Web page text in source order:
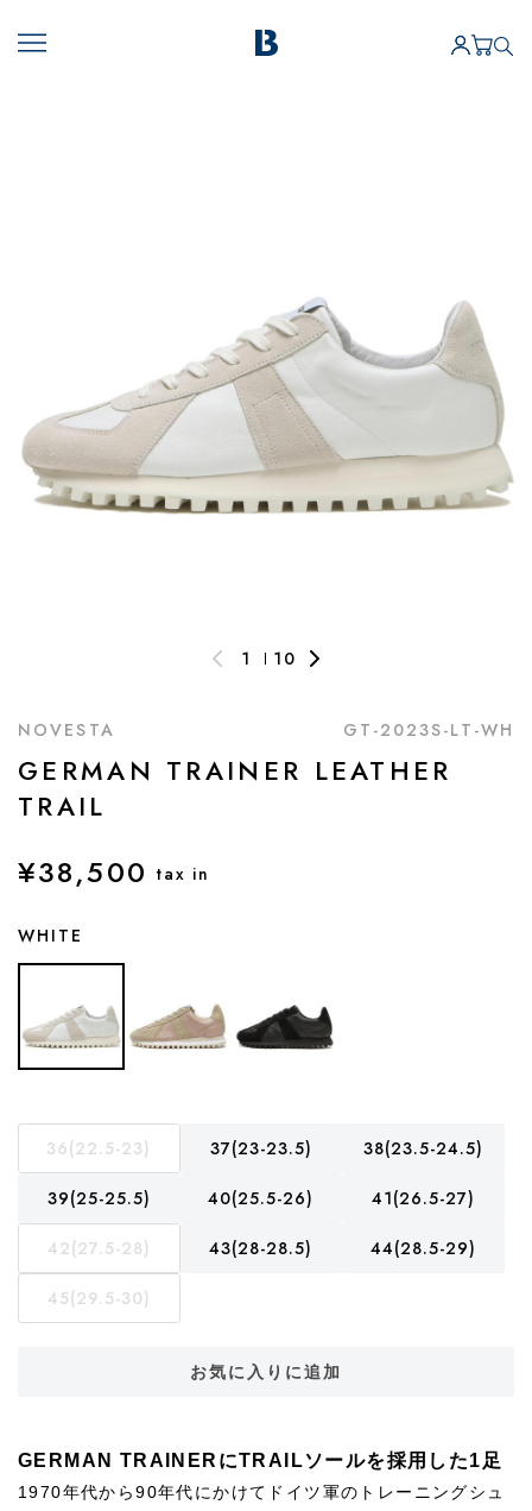
1 10
NOVESTA GT-2023S-LT-WH
GERMAN TRAINER LEATHER
TRAIL
¥38,500 tax in
WHITE
36(22.5-23) 37(23-23.5) 38(23.5-24.5)
39(25-25.5) 40(25.5-26) 41(26.5-27)
42(27.5-28) 43(28-28.5) 44(28.5-29)
45(29.5-30)
お気に入りに追加
GERMAN TRAINERにTRAILソールを採用した1足
1970年代から90年代にかけてドイツ軍のトレーニングシュ